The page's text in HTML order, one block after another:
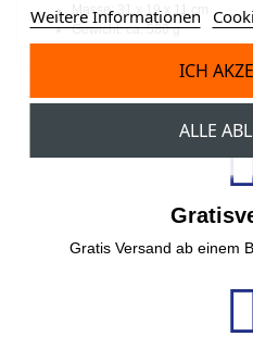
Masse: 31 x 19 x 11 cm
Gewicht: ca. 580 g
Gratis Versand ab einem
Weitere Informationen
ALLE
ICH